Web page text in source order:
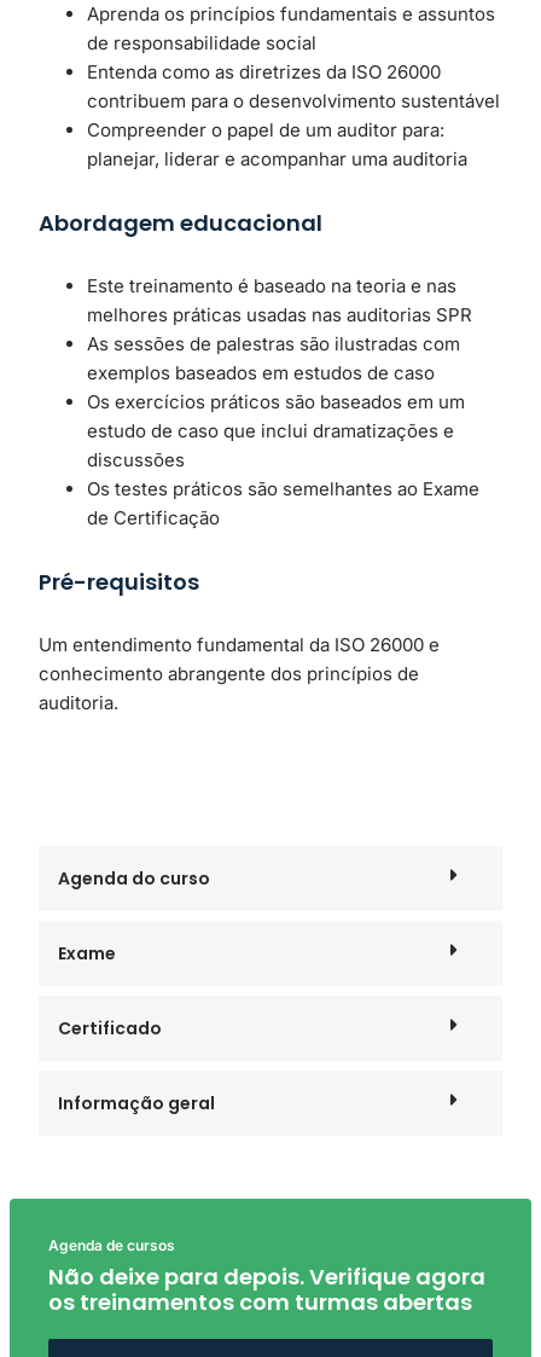
Aprenda os princípios fundamentais e assuntos
de responsabilidade social
Entenda como as diretrizes da ISO 26000
contribuem para o desenvolvimento sustentável
Compreender o papel de um auditor para:
planejar, liderar e acompanhar uma auditoria
Abordagem educacional
Este treinamento é baseado na teoria e nas
melhores práticas usadas nas auditorias SPR
As sessões de palestras são ilustradas com
exemplos baseados em estudos de caso
Os exercícios práticos são baseados em um
estudo de caso que inclui dramatizações e
discussões
Os testes práticos são semelhantes ao Exame
de Certificação
Pré-requisitos
Um entendimento fundamental da ISO 26000 e
conhecimento abrangente dos princípios de
auditoria.
Agenda do curso
Exame
Certificado
Informação geral
Agenda de cursos
Não deixe para depois. Verifique agora
os treinamentos com turmas abertas